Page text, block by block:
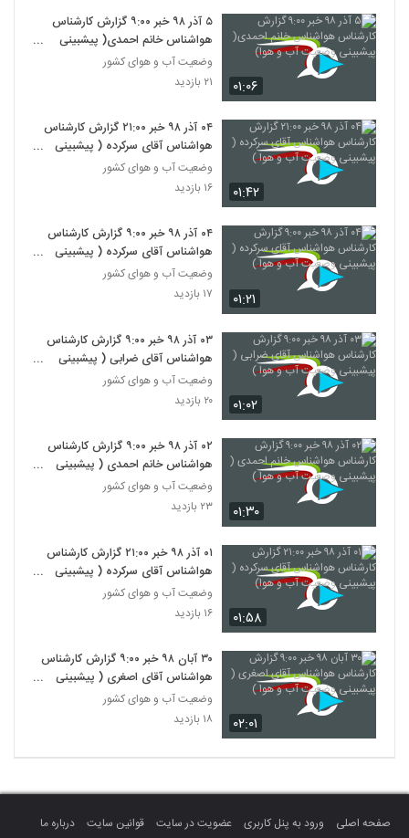
۰۱:۰۶
۵ آذر ۹۸ خبر ۹‍:۰۰ گزارش کارشناس
هواشناس خانم احمدی( پیشبینی
وضعیت آب و هوا)
وضعیت آب و هوای کشور
۲۱ بازدید
۰۱:۴۲
۰۴ آذر ۹۸ خبر ۲۱‍:۰۰ گزارش کارشناس
هواشناس آقای سرکرده ( پیشبینی
وضعیت آب و هوا )
وضعیت آب و هوای کشور
۱۶ بازدید
۰۱:۲۱
۰۴ آذر ۹۸ خبر ۹:۰۰ گزارش کارشناس
هواشناس آقای سرکرده ( پیشبینی
وضعیت آب و هوا )
وضعیت آب و هوای کشور
۱۷ بازدید
۰۱:۰۲
۰۳ آذر ۹۸ خبر ۹:۰۰ گزارش کارشناس
هواشناس آقای ضرابی ( پیشبینی
وضعیت آب و هوا )
وضعیت آب و هوای کشور
۲۰ بازدید
۰۱:۳۰
۰۲ آذر ۹۸ خبر ۹:۰۰ گزارش کارشناس
هواشناس خانم احمدی ( پیشبینی
وضعیت آب و هوا )
وضعیت آب و هوای کشور
۲۳ بازدید
۰۱:۵۸
۰۱ آذر ۹۸ خبر ۲۱:۰۰ گزارش کارشناس
هواشناس آقای سرکرده ( پیشبینی
وضعیت آب و هوا)
وضعیت آب و هوای کشور
۱۶ بازدید
۰۲:۰۱
۳۰ آبان ۹۸ خبر ۹:۰۰ گزارش کارشناس
هواشناس آقای اصغری ( پیشبینی
وضعیت آب و هوا )
وضعیت آب و هوای کشور
۱۸ بازدید
صفحه اصلی ورود به پنل کاربری عضویت در سایت قوانین سایت
درباره ما